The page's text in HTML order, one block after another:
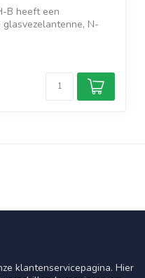
B heeft een
N-
klantenservicepagina. Hier